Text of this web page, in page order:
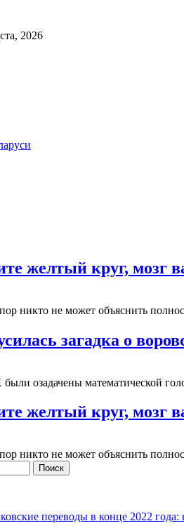
2026
желтый круг, мозг
никто не может объяснить
загадка о
были озадачены математической
желтый круг, мозг
пор никто не может объяснить
переводы в конце 2022